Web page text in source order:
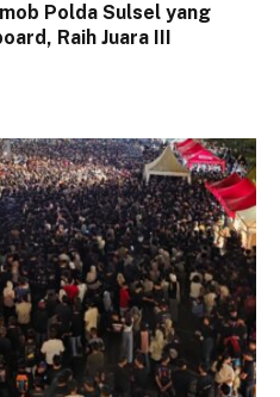
Polda Sulsel yang
Raih Juara III